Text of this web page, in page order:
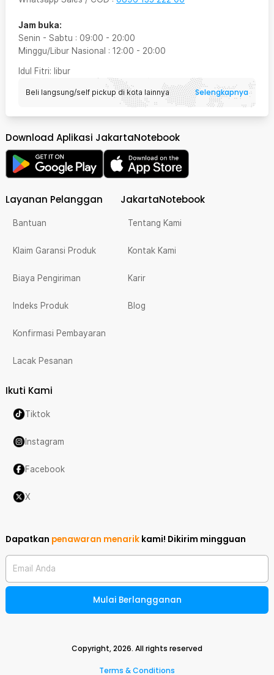
Jam buka:
Senin - Sabtu : 09:00 - 20:00
Minggu/Libur Nasional : 12:00 - 20:00
Idul Fitri: libur
Beli langsung/self pickup di kota lainnya Selengkapnya
Download Aplikasi JakartaNotebook
Layanan Pelanggan
Bantuan
Klaim Garansi Produk
Biaya Pengiriman
Indeks Produk
Konfirmasi Pembayaran
Lacak Pesanan
JakartaNotebook
Tentang Kami
Kontak Kami
Karir
Blog
Ikuti Kami
Tiktok
Instagram
Facebook
X
Dapatkan penawaran menarik kami! Dikirim mingguan
Email Anda
Mulai Berlangganan
Copyright,2026. All rights reserved
Terms & Conditions